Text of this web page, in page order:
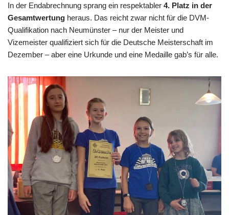
In der Endabrechnung sprang ein respektabler 4. Platz in der
Gesamtwertung heraus. Das reicht zwar nicht für die DVM-
Qualifikation nach Neumünster – nur der Meister und
Vizemeister qualifiziert sich für die Deutsche Meisterschaft im
Dezember – aber eine Urkunde und eine Medaille gab’s für alle.